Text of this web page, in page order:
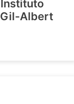
Albert